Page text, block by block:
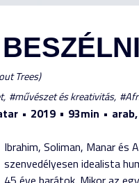
Trees
művészet és kreativitás
2019 93min
Ibrahim, Soliman, Manar
szenvedélyesen idealista